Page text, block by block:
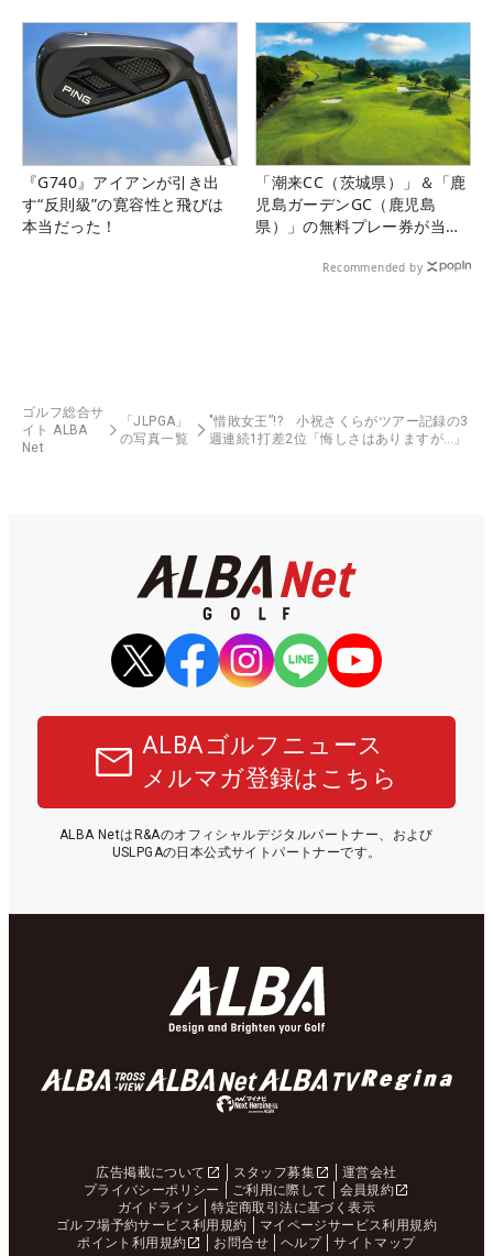
『G740』アイアンが引き出
す“反則級”の寛容性と飛びは
本当だった！
「潮来CC（茨城県）」＆「鹿
児島ガーデンGC（鹿児島
県）」の無料プレー券が当た
Recommended by
ゴルフ総合サ
イト ALBA
Net
「JLPGA」
の写真一覧
"惜敗女王”!? 小祝さくらがツアー記録の3
週連続1打差2位「悔しさはありますが…」
ALBAゴルフニュース
メルマガ登録はこちら
ALBA NetはR&Aのオフィシャルデジタルパートナー、および
USLPGAの日本公式サイトパートナーです。
広告掲載について スタッフ募集
運営会社
プライバシーポリシー
ご利用に際して
会員規約
ガイドライン
特定商取引法に基づく表示
ゴルフ場予約サービス利用規約
マイページサービス利用規約
ポイント利用規約
お問合せ ヘルプ サイトマップ